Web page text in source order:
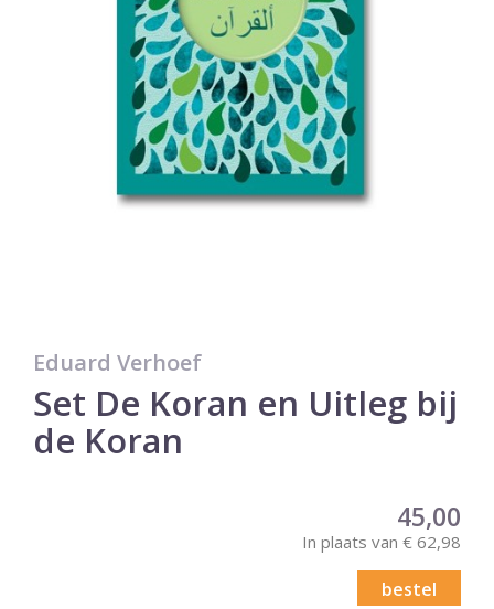
Eduard Verhoef
Set De Koran en Uitleg bij
de Koran
45,00
In plaats van € 62,98
bestel